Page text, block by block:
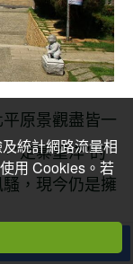
原景觀盡皆一
"定寨望洋"的
，現今仍是擁
統計網路流量相
用 Cookies。若